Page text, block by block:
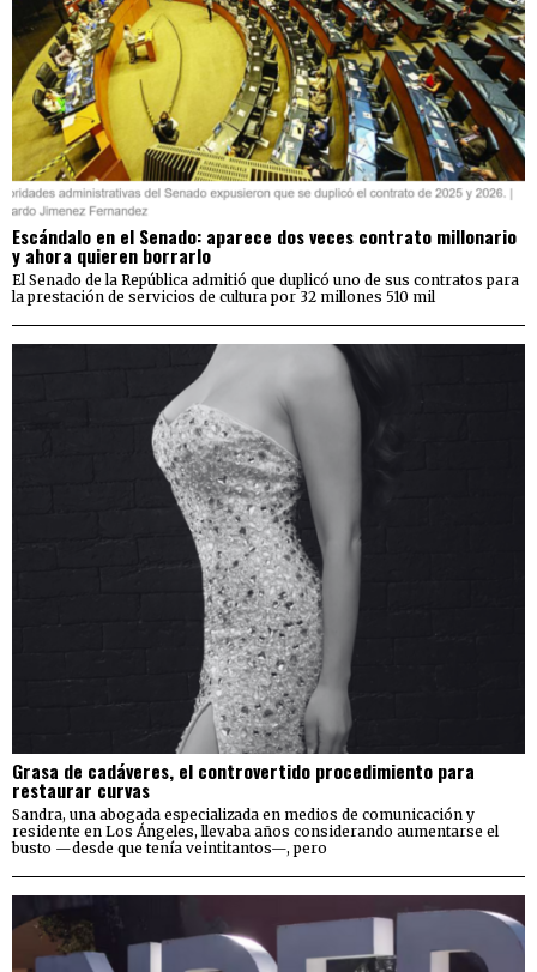
Escándalo en el Senado: aparece dos veces contrato millonario
y ahora quieren borrarlo
El Senado de la República admitió que duplicó uno de sus contratos para
la prestación de servicios de cultura por 32 millones 510 mil
Grasa de cadáveres, el controvertido procedimiento para
restaurar curvas
Sandra, una abogada especializada en medios de comunicación y
residente en Los Ángeles, llevaba años considerando aumentarse el
busto —desde que tenía veintitantos—, pero